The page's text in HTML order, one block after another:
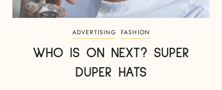
ADVERTISING FASHION
WHO IS ON NEXT? SUPER
DUPER HATS